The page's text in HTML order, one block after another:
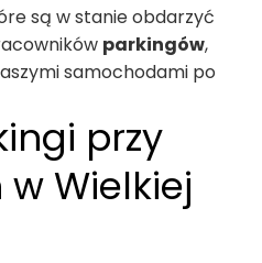
są w stanie obdarzyć
parkingów,
samochodami po
przy
Wielkiej